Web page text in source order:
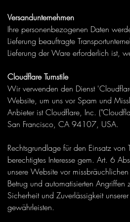
Versandunternehmen
Ihre personenbezogenen Daten
Lieferung beauftragte
Lieferung der Ware erforderlich ist,
Cloudflare Turnstile
Wir verwenden den Dienst
Website, um uns vor Spam und
Anbieter ist Cloudflare, Inc.
San Francisco, CA 94107, USA.
Rechtsgrundlage für den Einsatz von
berechtigtes Interesse gem. Art. 6
unsere Website vor
Betrug und automatisierten
Sicherheit und Zuverlässigkeit
gewährleisten.